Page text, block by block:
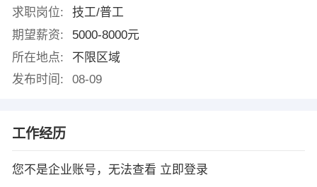
求职岗位:
技工/普工
期望薪资:
5000-8000元
所在地点:
不限区域
发布时间:
08-09
工作经历
您不是企业账号，无法查看 立即登录